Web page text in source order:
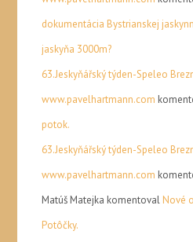
dokumentácia Bystrianskej
jaskyňa 3000m?
63.Jeskyňářský týden-Speleo
www.pavelhartmann.com
potok.
63.Jeskyňářský týden-Speleo
www.pavelhartmann.com
Matúš Matejka komentoval Nové
Potôčky.